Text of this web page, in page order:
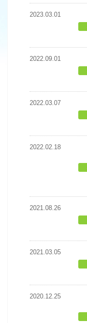
2023.03.01
2022.09.01
2022.03.07
2022.02.18
2021.08.26
2021.03.05
2020.12.25